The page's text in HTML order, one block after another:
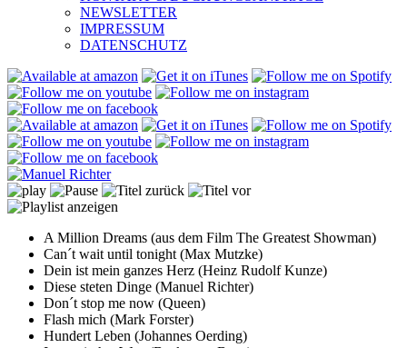
NEWSLETTER
IMPRESSUM
DATENSCHUTZ
A Million Dreams (aus dem Film The Greatest Showman)
Can´t wait until tonight (Max Mutzke)
Dein ist mein ganzes Herz (Heinz Rudolf Kunze)
Diese steten Dinge (Manuel Richter)
Don´t stop me now (Queen)
Flash mich (Mark Forster)
Hundert Leben (Johannes Oerding)